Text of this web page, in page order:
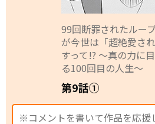
99回断罪されたルー
が今世は「超絶愛さ
すって!? 〜真の力に
る100回目の人生〜
第9話①